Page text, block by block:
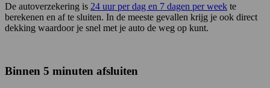
De autoverzekering is 24 uur per dag en 7 dagen per week te
berekenen en af te sluiten. In de meeste gevallen krijg je ook direct
dekking waardoor je snel met je auto de weg op kunt.
Binnen 5 minuten afsluiten